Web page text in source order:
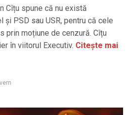
Cîțu spune că nu există
și PSD sau USR, pentru că cele
prin moțiune de cenzură. Cîțu
în viitorul Executiv. Citește mai